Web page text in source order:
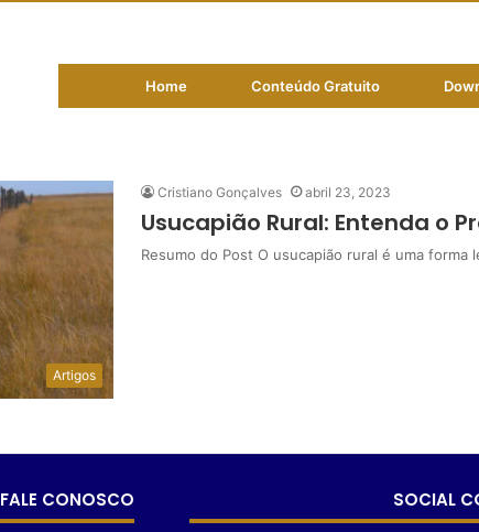
Home Conteúdo Gratuito
Artigos
Cristiano Gonçalves abril 23, 2023
Usucapião Rural: Entenda o
Resumo do Post O usucapião rural é uma
FALE CONOSCO SOCIAL